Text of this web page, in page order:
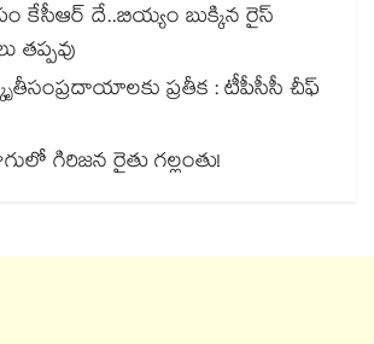
కేసీఆర్ దే..బియ్యం బుక్కిన రైస్
తప్పవు
ప్రతీక : టీపీసీసీ చీఫ్‌‌‌‌‌‌‌‌‌‌‌‌‌‌‌‌
గిరిజన రైతు గల్లంతు!